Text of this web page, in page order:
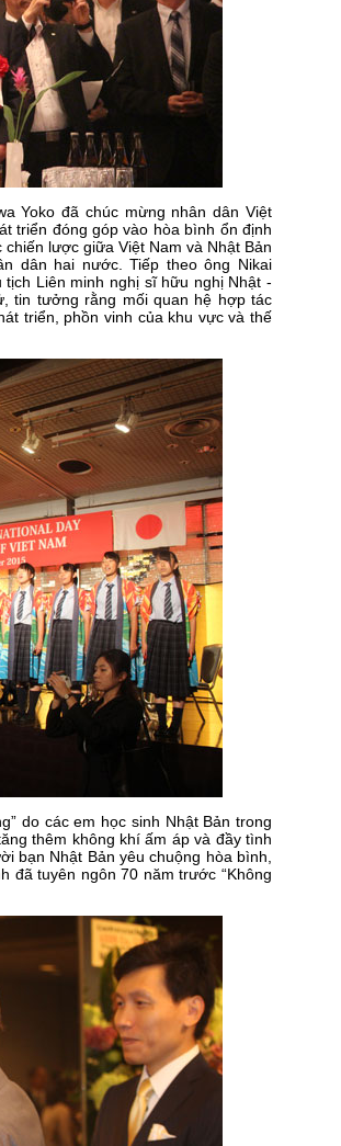
Yoko đã chúc mừng nhân dân Việt
triển đóng góp vào hòa bình ổn định
lược giữa Việt Nam và Nhật Bản
dân hai nước. Tiếp theo ông Nikai
Liên minh nghị sĩ hữu nghị Nhật -
tin tưởng rằng mối quan hệ hợp tác
triển, phồn vinh của khu vực và thế
do các em học sinh Nhật Bản trong
thêm không khí ấm áp và đầy tình
bạn Nhật Bản yêu chuộng hòa bình,
đã tuyên ngôn 70 năm trước “Không